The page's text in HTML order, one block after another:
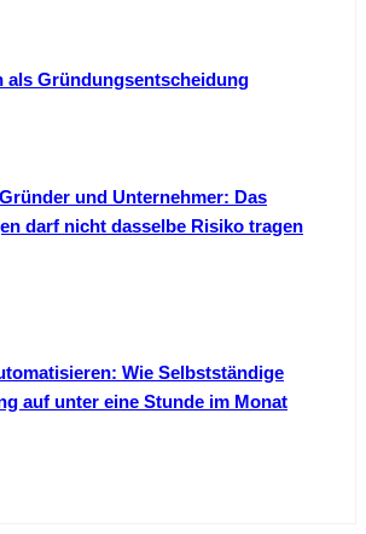
als Gründungsentscheidung
und Unternehmer: Das
darf nicht dasselbe Risiko tragen
Wie Selbstständige
auf unter eine Stunde im Monat